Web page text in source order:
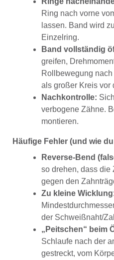
Ring nach vorne
lassen. Band wird
Einzelring.
Band vollständig
greifen,
Rollbewegung
als großer Kreis vor
Nachkontrolle:
verbogene Zähne.
montieren.
Häufige Fehler (und wie
Reverse-Bend
so drehen, dass
gegen den
Zu kleine
der Schweißnaht/
„Peitschen“ beim
Schlaufe nach der
gestreckt, vom